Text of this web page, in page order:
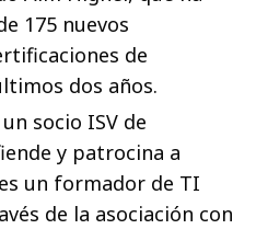
175 nuevos
de
dos años.
un socio ISV de
y patrocina a
un formador de TI
de la asociación con